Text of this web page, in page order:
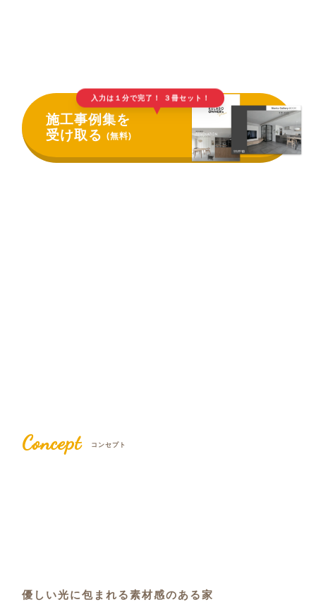
入力は１分で完了！ ３冊セット！
▲
施工事例集を
受け取る(無料)
Concept コンセプト
優しい光に包まれる素材感のある家